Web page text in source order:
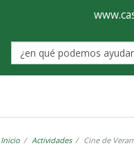
de
Castro-
Inicio Actividades Cine